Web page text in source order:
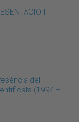
I
del
(1994 –